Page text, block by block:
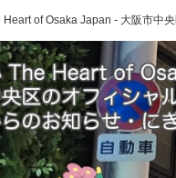
Heart of Osaka Japan - 大阪市中